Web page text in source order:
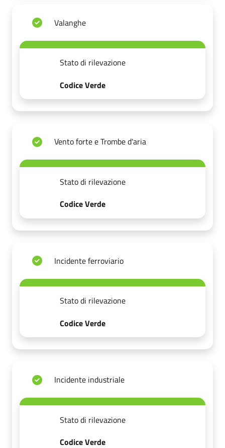
Valanghe
Stato di rilevazione
Codice Verde
Vento forte e Trombe d'aria
Stato di rilevazione
Codice Verde
Incidente ferroviario
Stato di rilevazione
Codice Verde
Incidente industriale
Stato di rilevazione
Codice Verde